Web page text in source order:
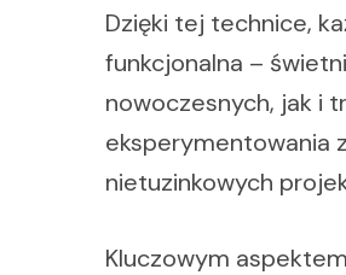
Dzięki tej technice,
funkcjonalna –
nowoczesnych, jak i
eksperymentowania
nietuzinkowych
Kluczowym